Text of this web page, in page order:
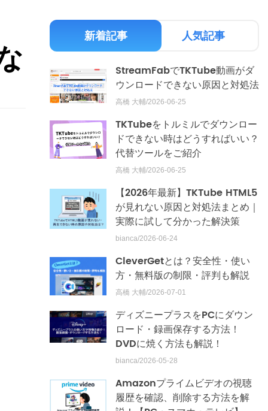
新着記事 人気記事
StreamFabでTKTube動画がダ
ウンロードできない原因と対処法
高橋 大輔/2026-06-25
TKTubeをトルミルでダウンロー
ドできない時はどうすればいい？
代替ツールをご紹介
高橋 大輔/2026-06-25
【2026年最新】TKTube HTML5
が見れない原因と対処法まとめ｜
実際に試して分かった解決策
bianca/2026-06-24
CleverGetとは？安全性・使い
方・無料版の制限・評判も解説
高橋 大輔/2026-07-01
ディズニープラスをPCにダウン
ロード・録画保存する方法！
DVDに焼く方法も解説！
bianca/2026-05-28
Amazonプライムビデオの視聴
履歴を確認、削除する方法を解